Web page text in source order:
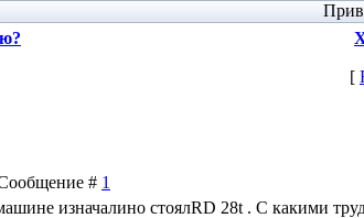
[
# 1
изначалино стоялRD 28t . С какими